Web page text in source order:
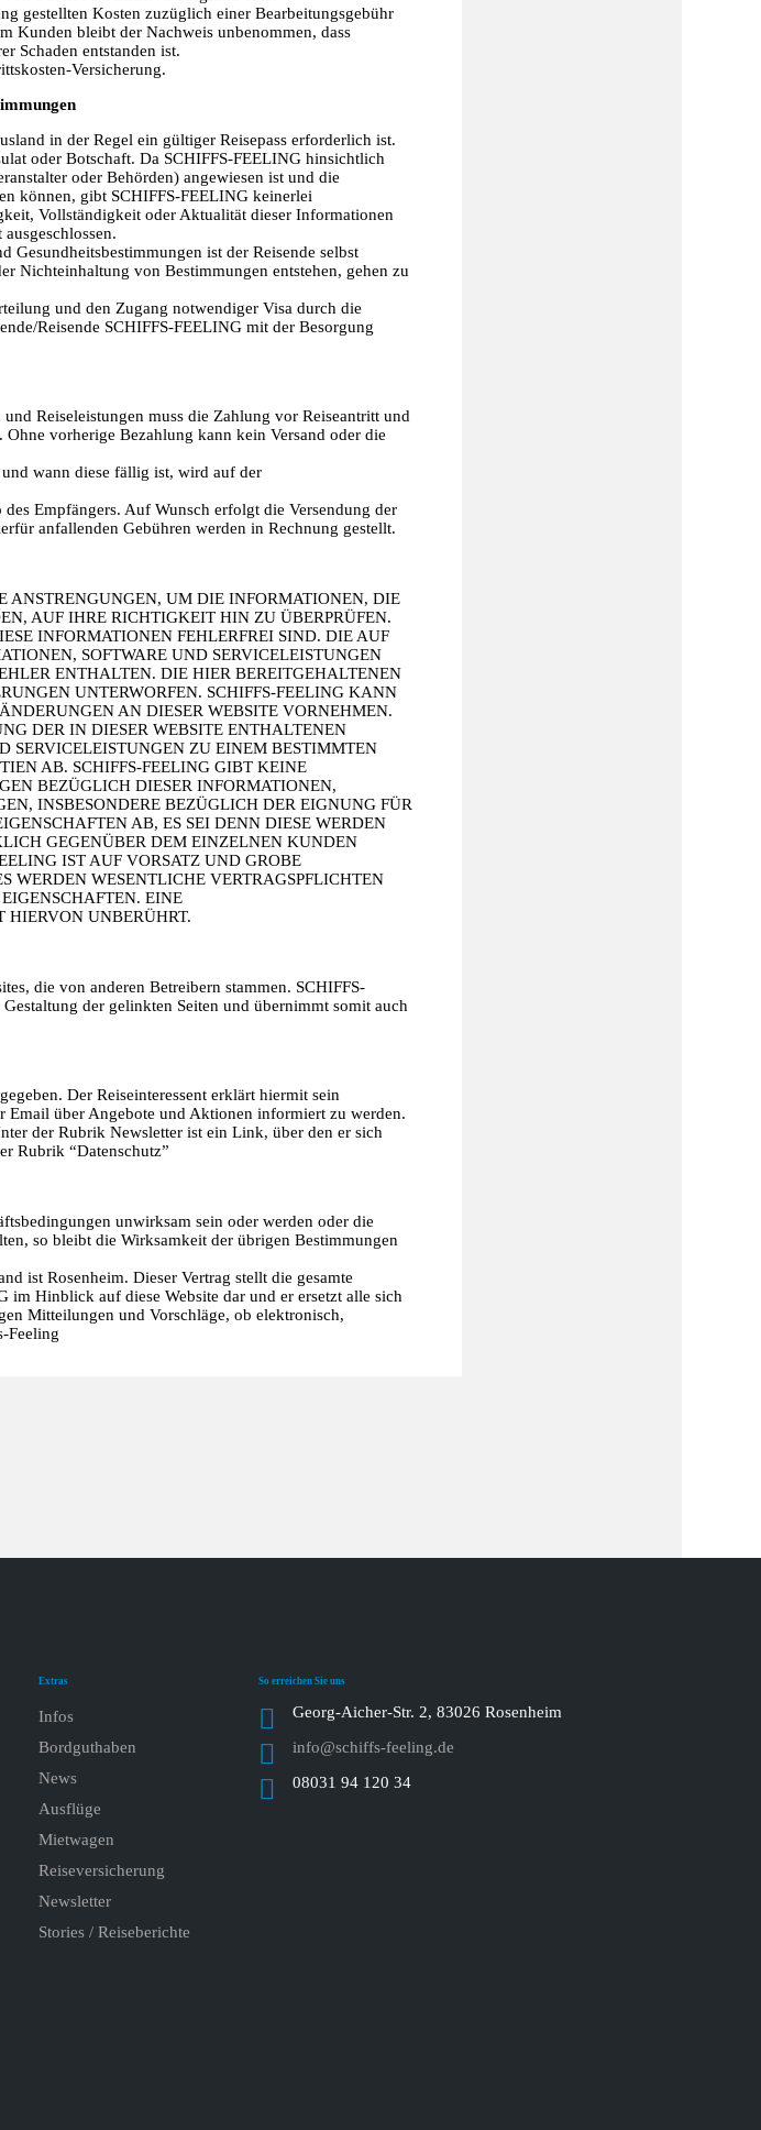
gestellten Kosten zuzüglich einer Bearbeitungsgebühr
Kunden bleibt der Nachweis unbenommen, dass
Schaden entstanden ist.
Versicherung.
in der Regel ein gültiger Reisepass erforderlich ist.
oder Botschaft. Da SCHIFFS-FEELING hinsichtlich
oder Behörden) angewiesen ist und die
können, gibt SCHIFFS-FEELING keinerlei
Vollständigkeit oder Aktualität dieser Informationen
Gesundheitsbestimmungen ist der Reisende selbst
Nichteinhaltung von Bestimmungen entstehen, gehen zu
und den Zugang notwendiger Visa durch die
Reisende SCHIFFS-FEELING mit der Besorgung
Reiseleistungen muss die Zahlung vor Reiseantritt und
vorherige Bezahlung kann kein Versand oder die
wann diese fällig ist, wird auf der
Empfängers. Auf Wunsch erfolgt die Versendung der
anfallenden Gebühren werden in Rechnung gestellt.
ANSTRENGUNGEN, UM DIE INFORMATIONEN, DIE
AUF IHRE RICHTIGKEIT HIN ZU ÜBERPRÜFEN.
INFORMATIONEN FEHLERFREI SIND. DIE AUF
SOFTWARE UND SERVICELEISTUNGEN
ENTHALTEN. DIE HIER BEREITGEHALTENEN
UNTERWORFEN. SCHIFFS-FEELING KANN
AN DIESER WEBSITE VORNEHMEN.
DER IN DIESER WEBSITE ENTHALTENEN
SERVICELEISTUNGEN ZU EINEM BESTIMMTEN
AB. SCHIFFS-FEELING GIBT KEINE
BEZÜGLICH DIESER INFORMATIONEN,
INSBESONDERE BEZÜGLICH DER EIGNUNG FÜR
AB, ES SEI DENN DIESE WERDEN
GEGENÜBER DEM EINZELNEN KUNDEN
IST AUF VORSATZ UND GROBE
WERDEN WESENTLICHE VERTRAGSPFLICHTEN
EINE
UNBERÜHRT.
die von anderen Betreibern stammen. SCHIFFS-
der gelinkten Seiten und übernimmt somit auch
Der Reiseinteressent erklärt hiermit sein
über Angebote und Aktionen informiert zu werden.
der Rubrik Newsletter ist ein Link, über den er sich
Rubrik “Datenschutz”
unwirksam sein oder werden oder die
so bleibt die Wirksamkeit der übrigen Bestimmungen
ist Rosenheim. Dieser Vertrag stellt die gesamte
im Hinblick auf diese Website dar und er ersetzt alle sich
Mitteilungen und Vorschläge, ob elektronisch,
Feeling
Extras
Infos
Bordguthaben
News
Ausflüge
Mietwagen
Reiseversicherung
Newsletter
Stories / Reiseberichte
So erreichen Sie uns
Georg-Aicher-Str. 2, 83026 Rosenheim
info@schiffs-feeling.de
08031 94 120 34